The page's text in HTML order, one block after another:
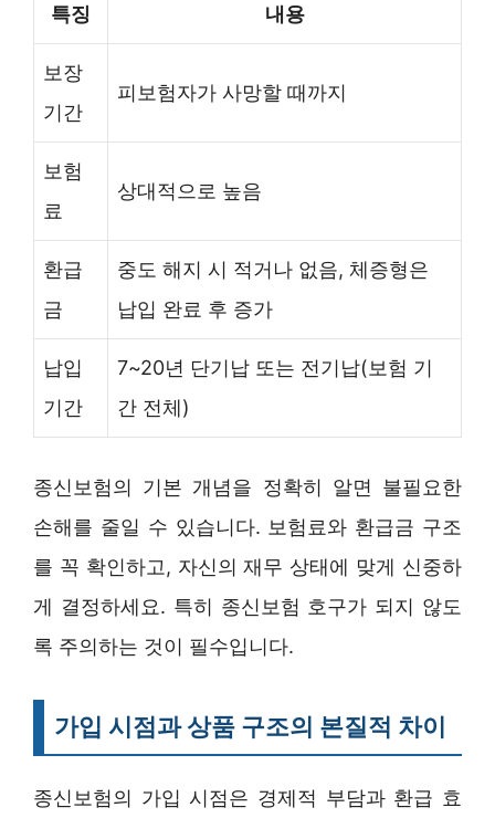
특징 내용
보장
기간
피보험자가 사망할 때까지
보험
료
상대적으로 높음
환급
금
중도 해지 시 적거나 없음, 체증형은
납입 완료 후 증가
납입
기간
7~20년 단기납 또는 전기납(보험 기
간 전체)
종신보험의 기본 개념을 정확히 알면 불필요한
손해를 줄일 수 있습니다. 보험료와 환급금 구조
를 꼭 확인하고, 자신의 재무 상태에 맞게 신중하
게 결정하세요. 특히 종신보험 호구가 되지 않도
록 주의하는 것이 필수입니다.
가입 시점과 상품 구조의 본질적 차이
종신보험의 가입 시점은 경제적 부담과 환급 효